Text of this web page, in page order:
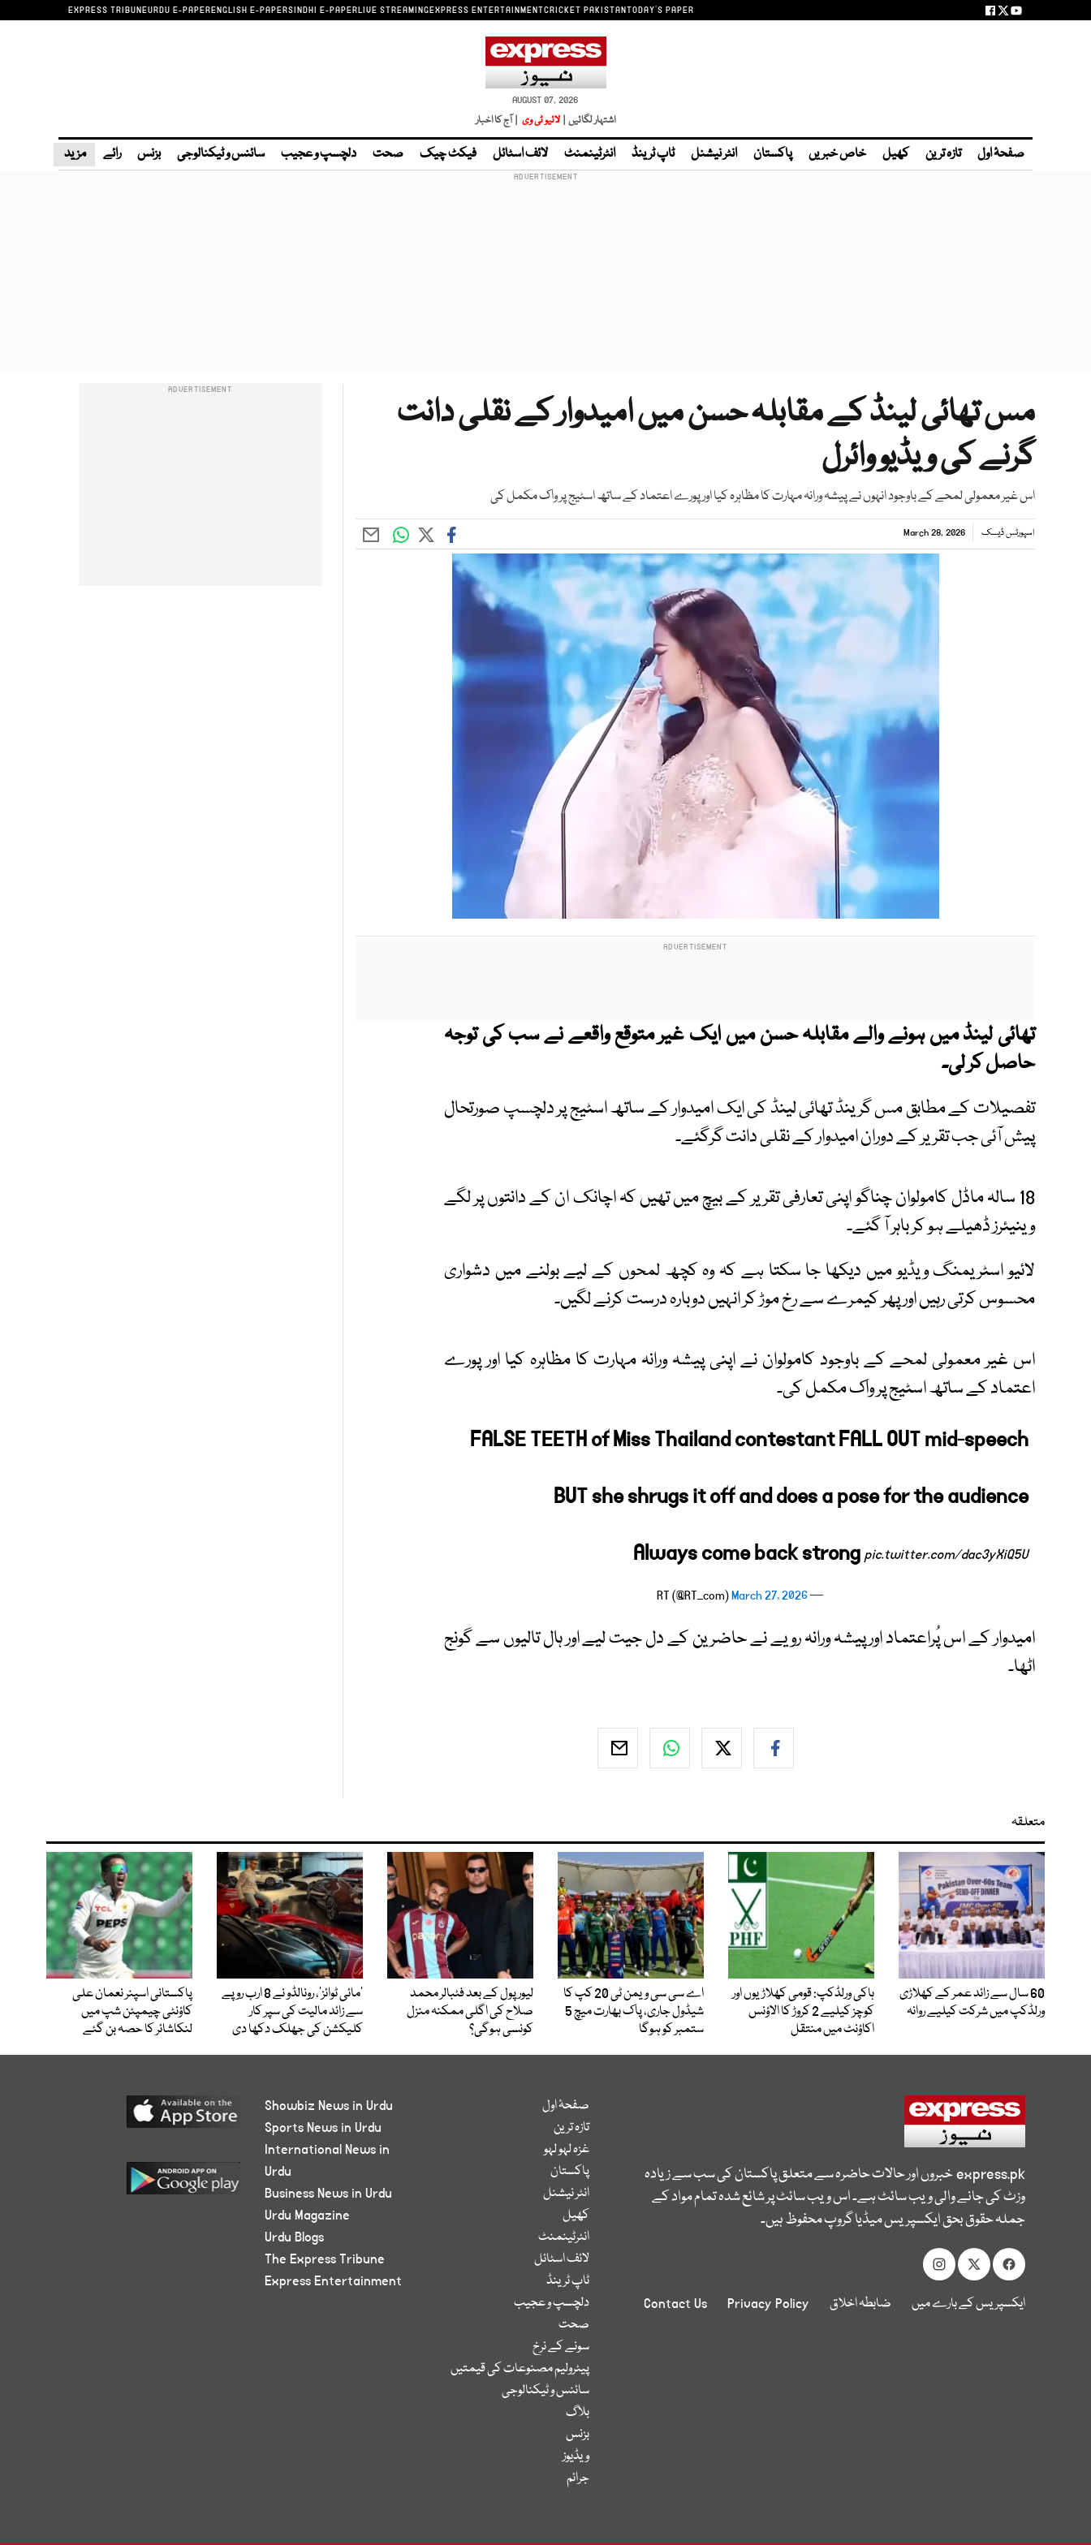
EXPRESS TRIBUNEURDU E-PAPERENGLISH E-PAPERSINDHI E-PAPERLIVE STREAMINGEXPRESS ENTERTAINMENTCRICKET PAKISTANTODAY'S PAPER
AUGUST 07, 2026
اشتہار لگائیں | لائیو ٹی وی | آج کا اخبار
صفحۂ اول تازہ ترین کھیل خاص خبریں پاکستان انٹر نیشنل ٹاپ ٹرینڈ انٹرٹینمنٹ لائف اسٹائل فیکٹ چیک صحت دلچسپ و عجیب سائنس و ٹیکنالوجی بزنس رائے مزید
مس تھائی لینڈ کے مقابلہ حسن میں امیدوار کے نقلی دانت
گرنے کی ویڈیو وائرل
اس غیر معمولی لمحے کے باوجود انہوں نے پیشہ ورانہ مہارت کا مظاہرہ کیا اور پورے اعتماد کے ساتھ اسٹیج پر واک مکمل کی
اسپورٹس ڈیسک March 28, 2026
تھائی لینڈ میں ہونے والے مقابلہ حسن میں ایک غیر متوقع واقعے نے سب کی توجہ
حاصل کر لی۔
تفصیلات کے مطابق مس گرینڈ تھائی لینڈ کی ایک امیدوار کے ساتھ اسٹیج پر دلچسپ صورتحال
پیش آئی جب تقریر کے دوران امیدوار کے نقلی دانت گرگئے۔
18 سالہ ماڈل کامولوان چناگو اپنی تعارفی تقریر کے بیچ میں تھیں کہ اچانک ان کے دانتوں پر لگے
وینیئرز ڈھیلے ہو کر باہر آ گئے۔
لائیو اسٹریمنگ ویڈیو میں دیکھا جا سکتا ہے کہ وہ کچھ لمحوں کے لیے بولنے میں دشواری
محسوس کرتی رہیں اور پھر کیمرے سے رخ موڑ کر انہیں دوبارہ درست کرنے لگیں۔
اس غیر معمولی لمحے کے باوجود کامولوان نے اپنی پیشہ ورانہ مہارت کا مظاہرہ کیا اور پورے
اعتماد کے ساتھ اسٹیج پر واک مکمل کی۔
FALSE TEETH of Miss Thailand contestant FALL OUT mid-speech
BUT she shrugs it off and does a pose for the audience
Always come back strongpic.twitter.com/dac3yXiQ5U
— RT (@RT_com)
March 27, 2026
امیدوار کے اس پُراعتماد اور پیشہ ورانہ رویے نے حاضرین کے دل جیت لیے اور ہال تالیوں سے گونج
اٹھا۔
متعلقہ
60 سال سے زائد عمر کے کھلاڑی
ورلڈکپ میں شرکت کیلیے روانہ
ہاکی ورلڈکپ: قومی کھلاڑیوں اور
کوچز کیلیے 2 کروڑ کا الاؤنس
اکاؤنٹ میں منتقل
اے سی سی ویمن ٹی 20 کپ کا
شیڈول جاری، پاک بھارت میچ 5
ستمبر کو ہوگا
لیور پول کے بعد فٹبالر محمد
صلاح کی اگلی ممکنہ منزل
کونسی ہوگی؟
’مائی ٹوائز‘، رونالڈو نے 8 ارب روپے
سے زائد مالیت کی سپر کار
کلیکشن کی جھلک دکھا دی
پاکستانی اسپنر نعمان علی
کاؤنٹی چیمپئن شپ میں
لنکاشائر کا حصہ بن گئے
express.pkخبروں اور حالات حاضرہ سے متعلق پاکستان کی سب سے زیادہ
وزٹ کی جانے والی ویب سائٹ ہے۔ اس ویب سائٹ پر شائع شدہ تمام مواد کے
جملہ حقوق بحق ایکسپریس میڈیا گروپ محفوظ ہیں۔
ایکسپریس کے بارے میں ضابطہ اخلاق Privacy Policy
Contact Us
صفحۂ اول
تازہ ترین
غزہ لہو لہو
پاکستان
انٹر نیشنل
کھیل
انٹرٹینمنٹ
لائف اسٹائل
ٹاپ ٹرینڈ
دلچسپ و عجیب
صحت
سونے کے نرخ
پیٹرولیم مصنوعات کی قیمتیں
سائنس و ٹیکنالوجی
بلاگ
بزنس
ویڈیوز
جرائم
Showbiz News in Urdu
Sports News in Urdu
International News in
Urdu
Business News in Urdu
Urdu Magazine
Urdu Blogs
The Express Tribune
Express Entertainment